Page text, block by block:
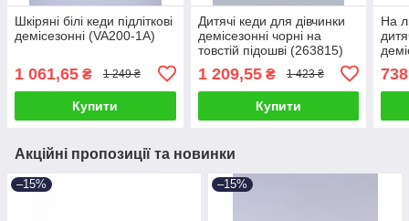
Шкіряні білі кеди підліткові
демісезонні (VA200-1A)
1 061,65 ₴ 1 249 ₴
Купити
Дитячі кеди для дівчинки
демісезонні чорні на
товстій підошві (263815)
1 209,55₴ 1 423 ₴
Купити
На
Акційні пропозиції та новинки
–15% –15%